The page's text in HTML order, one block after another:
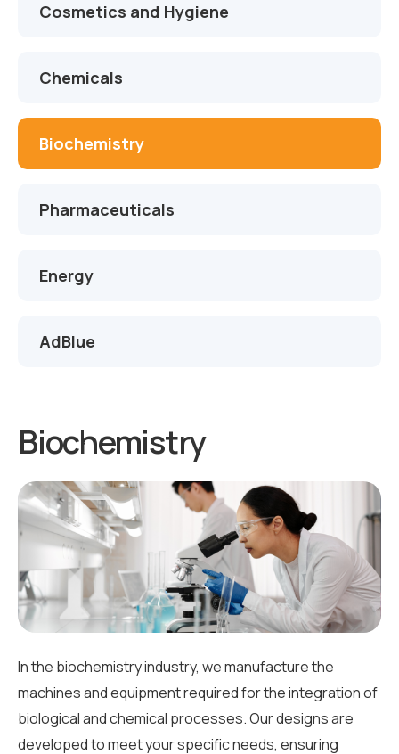
Cosmetics and Hygiene
Chemicals
Biochemistry
Pharmaceuticals
Energy
AdBlue
Biochemistry
In the biochemistry industry, we manufacture the
machines and equipment required for the integration of
biological and chemical processes. Our designs are
developed to meet your specific needs, ensuring